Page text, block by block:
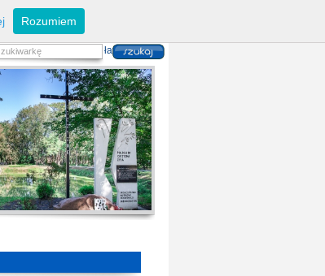
arządzanie kryzysowe
lan zagospodarowania
odatki i opłaty lokalne
przestrzennych
Rozumiem